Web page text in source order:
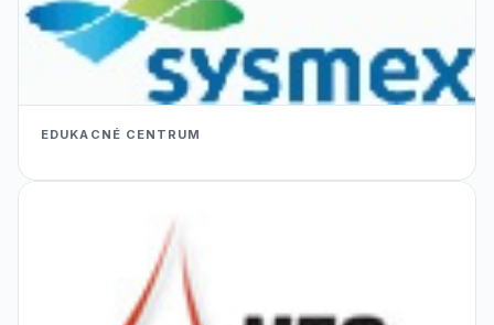
EDUKACNÉ CENTRUM